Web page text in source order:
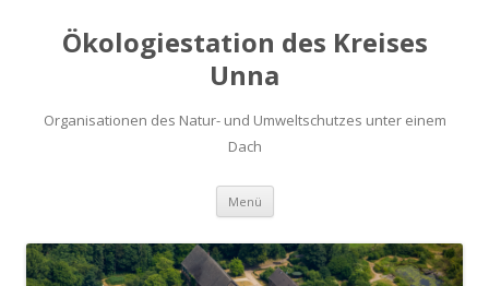
Ökologiestation des Kreises
Unna
Organisationen des Natur- und Umweltschutzes unter einem
Dach
Menü Zum
springen